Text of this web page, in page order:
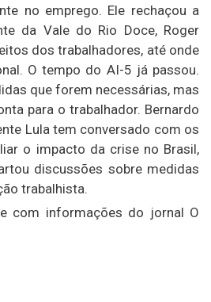
no emprego. Ele rechaçou a
da Vale do Rio Doce, Roger
dos trabalhadores, até onde
O tempo do AI-5 já passou.
que forem necessárias, mas
para o trabalhador. Bernardo
Lula tem conversado com os
o impacto da crise no Brasil,
discussões sobre medidas
trabalhista.
com informações do jornal O